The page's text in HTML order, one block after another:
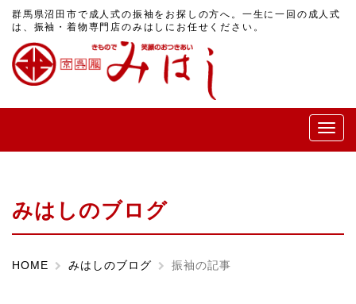
群馬県沼田市で成人式の振袖をお探しの方へ。一生に一回の成人式
は、振袖・着物専門店のみはしにお任せください。
メ
ニ
みはしのブログ
HOME みはしのブログ 振袖の記事